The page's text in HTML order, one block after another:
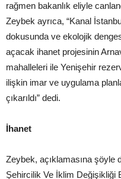
rağmen bakanlık eliyle
Zeybek ayrıca, “Kanal
dokusunda ve ekolojik
açacak ihanet projesinin
mahalleleri ile Yenişehir
ilişkin imar ve uygulama
çıkarıldı” dedi.
İhanet
Zeybek, açıklamasına şöyle
Şehircilik Ve İklim Değişikliği